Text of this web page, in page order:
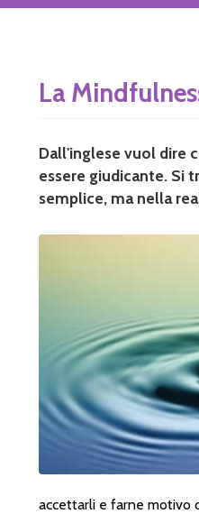
La
Dall'inglese vuol dire
essere giudicante. Si
semplice, ma nella
accettarli e farne motivo